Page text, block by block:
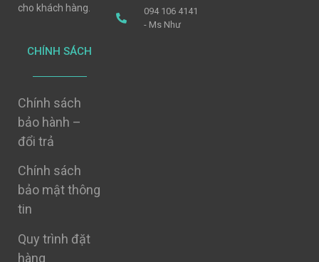
cho khách hàng.
CHÍNH SÁCH
Chính sách
bảo hành –
đổi trả
Chính sách
bảo mật thông
tin
Quy trình đặt
hàng
094 106 4141
- Ms Như